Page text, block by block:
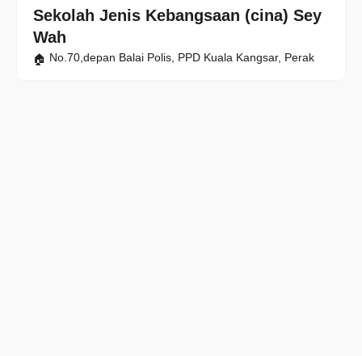
Sekolah Jenis Kebangsaan (cina) Sey
Wah
No.70,depan Balai Polis, PPD Kuala Kangsar, Perak